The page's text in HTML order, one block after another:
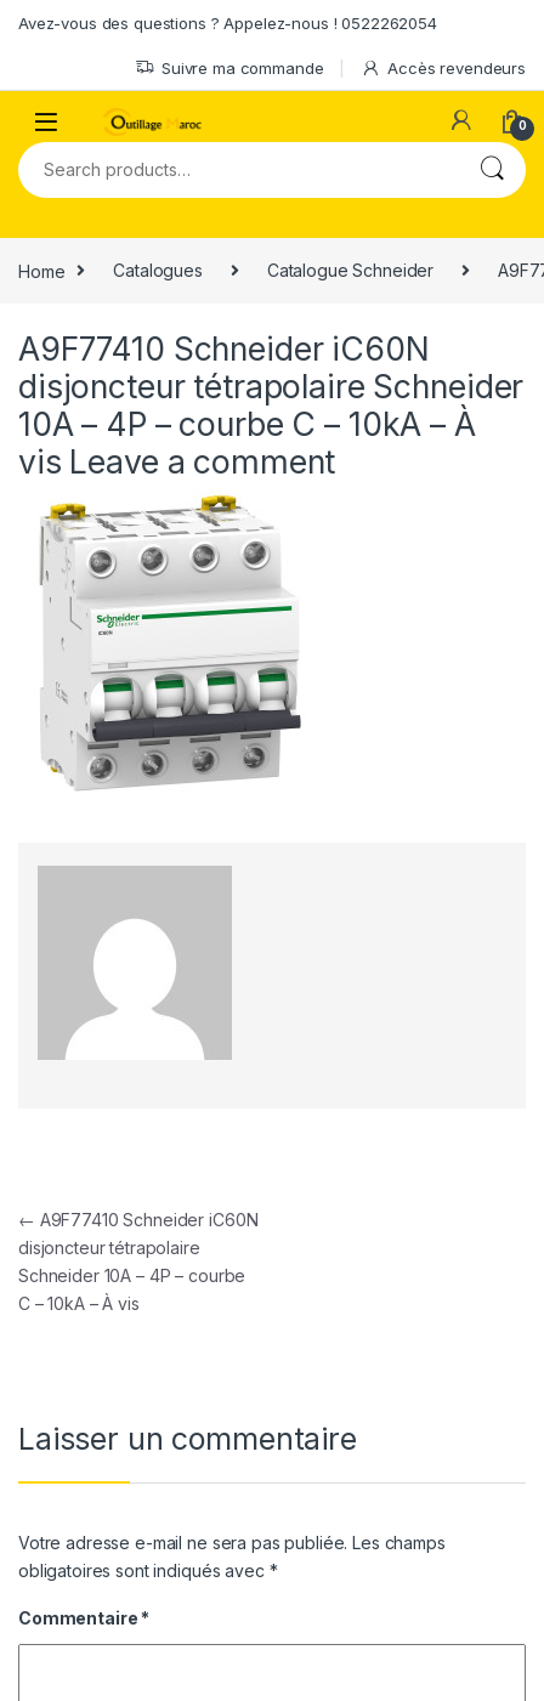
Avez-vous des questions ? Appelez-nous ! 0522262054
Suivre ma commande Accès revendeurs
0
Search for:
Home Catalogues Catalogue Schneider
A9F77410 Schneider iC60N
disjoncteur tétrapolaire Schneider
10A – 4P – courbe C – 10kA – À
vis Leave a comment
Navigation de l’article
← A9F77410 Schneider iC60N
disjoncteur tétrapolaire
Schneider 10A – 4P – courbe
C – 10kA – À vis
Laisser un commentaire
Votre adresse e-mail ne sera pas publiée. Les champs
obligatoires sont indiqués avec *
Commentaire *